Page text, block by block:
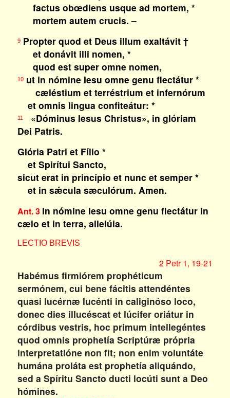
factus obœdiens usque ad mortem, *
mortem autem crucis. –
9Propter quod et Deus illum exaltávit †
et donávit illi nomen, *
quod est super omne nomen,
10ut in nómine Iesu omne genu flectátur *
cæléstium et terréstrium et infernórum
et omnis lingua confiteátur: *
11«Dóminus Iesus Christus», in glóriam
Dei Patris.
Glória Patri et Fílio *
et Spirítui Sancto,
sicut erat in princípio et nunc et semper *
et in sǽcula sæculórum. Amen.
Ant. 3 In nómine Iesu omne genu flectátur in
cælo et in terra, allelúia.
LECTIO BREVIS
2 Petr 1, 19-21
Habémus firmiórem prophéticum
sermónem, cui bene fácitis attendéntes
quasi lucérnæ lucénti in caliginóso loco,
donec dies illucéscat et lúcifer oriátur in
córdibus vestris, hoc primum intellegéntes
quod omnis prophetía Scriptúræ própria
interpretatióne non fit; non enim voluntáte
humána proláta est prophetía aliquándo,
sed a Spíritu Sancto ducti locúti sunt a Deo
hómines.